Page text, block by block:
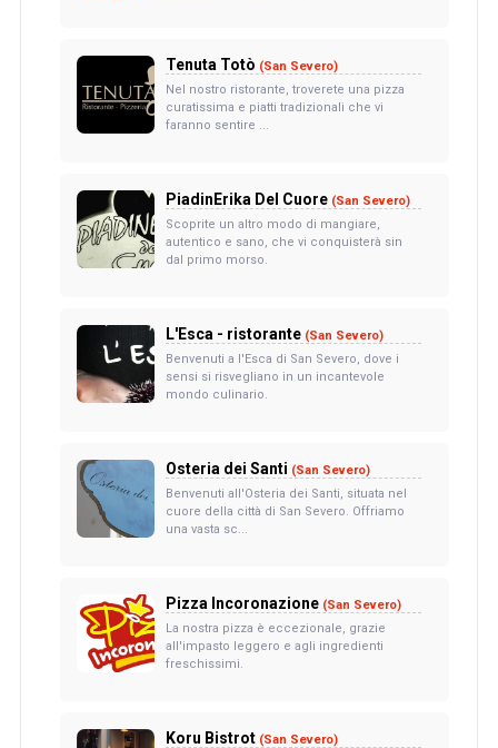
Tenuta Totò (San Severo)
Nel nostro ristorante, troverete una pizza
curatissima e piatti tradizionali che vi
faranno sentire ...
PiadinErika Del Cuore (San Severo)
Scoprite un altro modo di mangiare,
autentico e sano, che vi conquisterà sin
dal primo morso.
L'Esca - ristorante (San Severo)
Benvenuti a l'Esca di San Severo, dove i
sensi si risvegliano in un incantevole
mondo culinario.
Osteria dei Santi (San Severo)
Benvenuti all'Osteria dei Santi, situata nel
cuore della città di San Severo. Offriamo
una vasta sc...
Pizza Incoronazione (San Severo)
La nostra pizza è eccezionale, grazie
all'impasto leggero e agli ingredienti
freschissimi.
Koru Bistrot (San Severo)